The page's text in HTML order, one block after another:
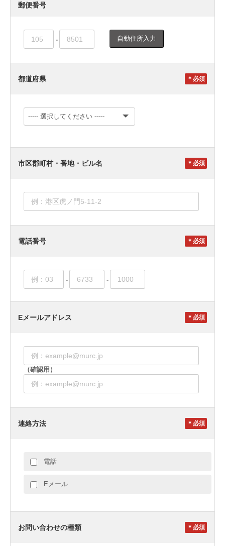
郵便番号
- 自動住所入力
都道府県 ＊
市区郡町村・番地・ビル名 ＊
電話番号 ＊
- -
Eメールアドレス ＊
（確認用）
連絡方法 ＊
電話
Eメール
お問い合わせの種類 ＊